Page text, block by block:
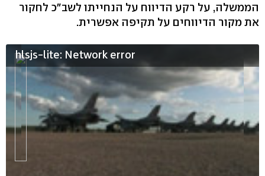
הממשלה, על רקע הדיווח על הנחייתו לשב"כ לחקור
את מקור הדיווחים על תקיפה אפשרית.
hlsjs-lite: Network error